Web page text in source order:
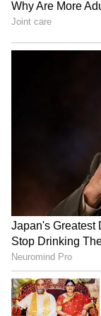
EPFO: పీఎఫ్
రూ. 3 వేల‌కి పెంచ‌నున్న
Image Credit : Our
తెలుగు
ఆంధ్రప్రదేశ్,
బంద్‌లో పాల్గొనే
సికింద్రాబాద్‌తో